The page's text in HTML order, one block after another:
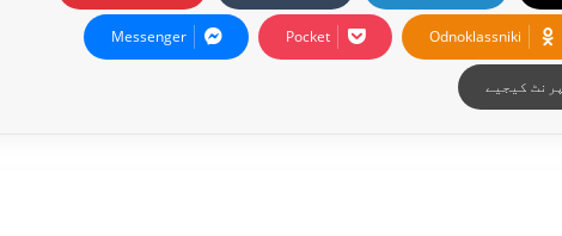
Odnoklassniki
Pocket
Messenger
پرنٹ کیجیے